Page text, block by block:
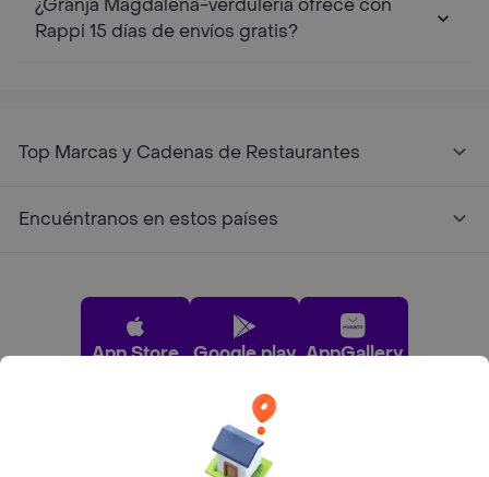
¿Granja Magdalena-verduleria ofrece con
Rappi 15 días de envíos gratis?
Top Marcas y Cadenas de Restaurantes
Encuéntranos en estos países
App Store Google play AppGallery
Pide tu comida favorita cerca de ti